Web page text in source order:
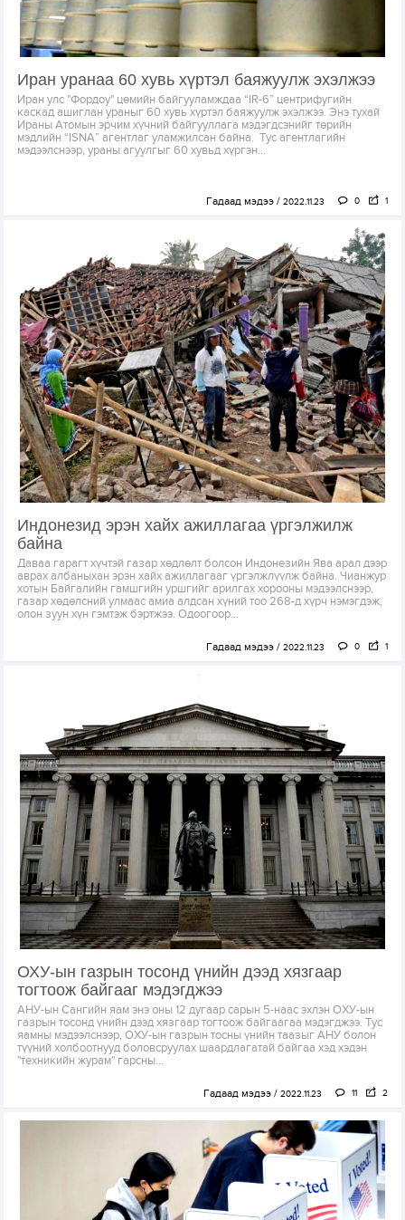
Иран уранаа 60 хувь хүртэл баяжуулж эхэлжээ
Иран улс "Фордоу" цөмийн байгууламждаа “IR-6” центрифугийн
каскад ашиглан ураныг 60 хувь хүртэл баяжуулж эхэлжээ. Энэ тухай
Ираны Атомын эрчим хүчний байгууллага мэдэгдсэнийг төрийн
мэдлийн “ISNA” агентлаг уламжилсан байна. Тус агентлагийн
мэдээлснээр, ураны агуулгыг 60 хувьд хүргэн...
Гадаад мэдээ 2022.11.23 0 1
Индонезид эрэн хайх ажиллагаа үргэлжилж
байна
Даваа гарагт хүчтэй газар хөдлөлт болсон Индонезийн Ява арал дээр
аврах албаныхан эрэн хайх ажиллагааг үргэлжлүүлж байна. Чианжур
хотын Байгалийн гамшгийн уршгийг арилгах хорооны мэдээлснээр,
газар хөдөлсний улмаас амиа алдсан хүний тоо 268-д хүрч нэмэгдэж,
олон зуун хүн гэмтэж бэртжээ. Одоогоор...
Гадаад мэдээ 2022.11.23 0 1
ОХУ-ын газрын тосонд үнийн дээд хязгаар
тогтоож байгааг мэдэгджээ
АНУ-ын Сангийн яам энэ оны 12 дугаар сарын 5-наас эхлэн ОХУ-ын
газрын тосонд үнийн дээд хязгаар тогтоож байгаагаа мэдэгджээ. Тус
яамны мэдээлснээр, ОХУ-ын газрын тосны үнийн таазыг АНУ болон
түүний холбоотнууд боловсруулах шаардлагатай байгаа хэд хэдэн
"техникийн журам" гарсны...
Гадаад мэдээ 2022.11.23 11 2